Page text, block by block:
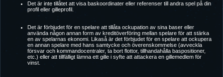
Det är inte tillåtet att visa baskoordinater eller referenser till andra spel på din
profil eller gilleprofil.
Det är förbjudet för en spelare att tillåta ockupation av sina baser eller
använda någon annan form av kreditöverföring mellan spelare för att stärka
en av spelarnas ekonomi. Likaså är det förbjudet för en spelare att ockupera
en annan spelare med hans samtycke och överenskommelse (avveckla
försvar och kommandocentraler, ta bort flottor, tillhandahålla baspositioner,
etc.) eller att tillfälligt lämna ett gille i syfte att attackera en gillemedlem för
vinst.